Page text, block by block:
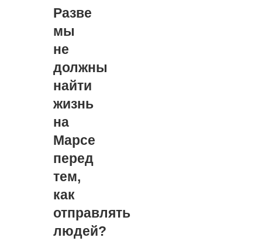
Разве
мы
не
должны
найти
жизнь
на
Марсе
перед
тем,
как
отправлять
людей?